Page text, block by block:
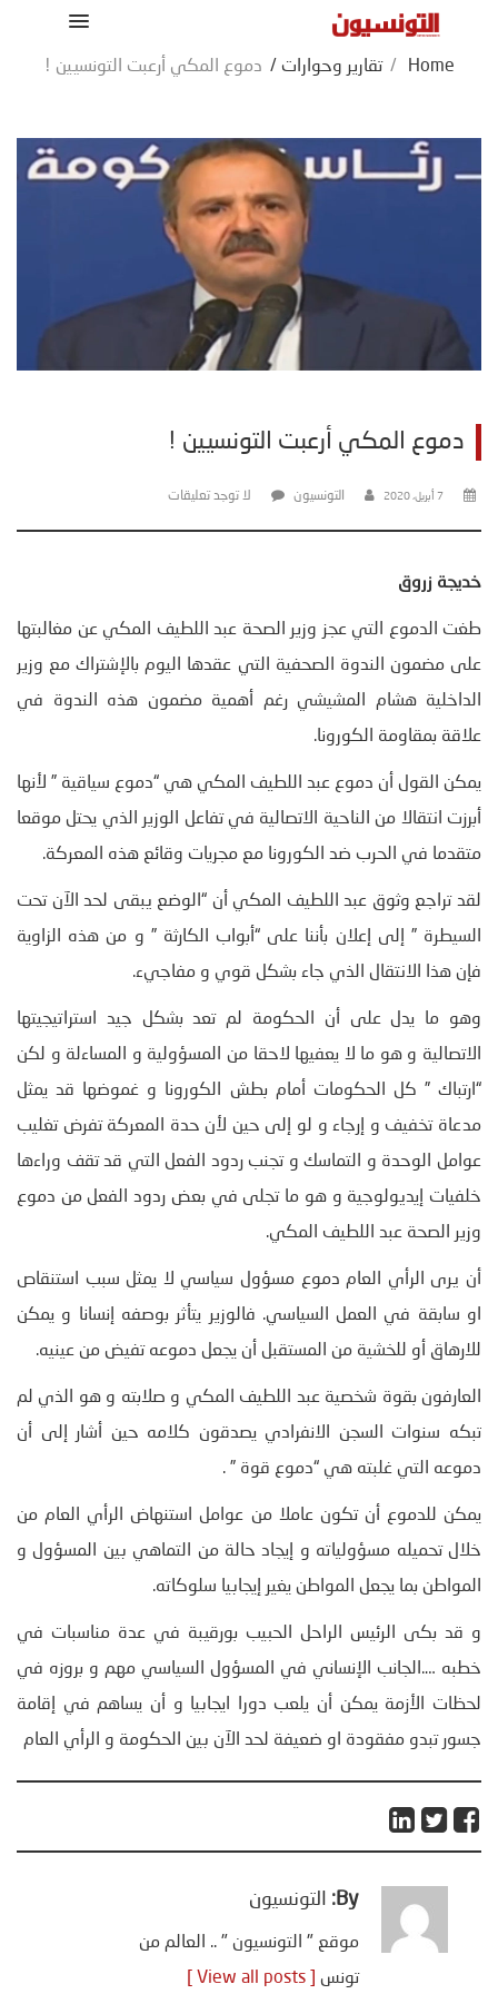
Home
/ تقارير وحوارات / دموع المكي أرعبت التونسيين !
دموع المكي أرعبت التونسيين !
7 أبريل، 2020 التونسيون لا توجد تعليقات
خديجة زروق
طغت الدموع التي عجز وزير الصحة عبد اللطيف المكي عن مغالبتها
على مضمون الندوة الصحفية التي عقدها اليوم بالإشتراك مع وزير
الداخلية هشام المشيشي رغم أهمية مضمون هذه الندوة في
علاقة بمقاومة الكورونا.
يمكن القول أن دموع عبد اللطيف المكي هي “دموع سياقية ” لأنها
أبرزت انتقالا من الناحية الاتصالية في تفاعل الوزير الذي يحتل موقعا
متقدما في الحرب ضد الكورونا مع مجريات وقائع هذه المعركة.
لقد تراجع وثوق عبد اللطيف المكي أن “الوضع يبقى لحد الآن تحت
السيطرة ” إلى إعلان بأننا على “أبواب الكارثة ” و من هذه الزاوية
فإن هذا الانتقال الذي جاء بشكل قوي و مفاجيء.
وهو ما يدل على أن الحكومة لم تعد بشكل جيد استراتيجيتها
الاتصالية و هو ما لا يعفيها لاحقا من المسؤولية و المساءلة و لكن
“ارتباك ” كل الحكومات أمام بطش الكورونا و غموضها قد يمثل
مدعاة تخفيف و إرجاء و لو إلى حين لأن حدة المعركة تفرض تغليب
عوامل الوحدة و التماسك و تجنب ردود الفعل التي قد تقف وراءها
خلفيات إيديولوجية و هو ما تجلى في بعض ردود الفعل من دموع
وزير الصحة عبد اللطيف المكي.
أن يرى الرأي العام دموع مسؤول سياسي لا يمثل سبب استنقاص
او سابقة في العمل السياسي. فالوزير يتأثر بوصفه إنسانا و يمكن
للارهاق أو للخشية من المستقبل أن يجعل دموعه تفيض من عينيه.
العارفون بقوة شخصية عبد اللطيف المكي و صلابته و هو الذي لم
تبكه سنوات السجن الانفرادي يصدقون كلامه حين أشار إلى أن
دموعه التي غلبته هي “دموع قوة ” .
يمكن للدموع أن تكون عاملا من عوامل استنهاض الرأي العام من
خلال تحميله مسؤولياته و إيجاد حالة من التماهي بين المسؤول و
المواطن بما يجعل المواطن يغير إيجابيا سلوكاته.
و قد بكى الرئيس الراحل الحبيب بورقيبة في عدة مناسبات في
خطبه ….الجانب الإنساني في المسؤول السياسي مهم و بروزه في
لحظات الأزمة يمكن أن يلعب دورا ايجابيا و أن يساهم في إقامة
جسور تبدو مفقودة او ضعيفة لحد الآن بين الحكومة و الرأي العام
By: التونسيون
موقع " التونسيون " .. العالم من
تونس